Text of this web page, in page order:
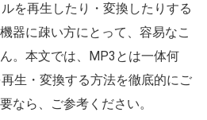
を再生したり・変換したりする
器に疎い方にとって、容易なこ
。本文では、MP3とは一体何
生・変換する方法を徹底的にご
なら、ご参考ください。